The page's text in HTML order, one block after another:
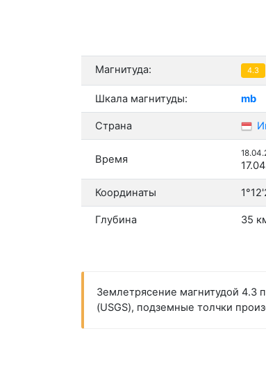
Магнитуда: 4.3
Шкала магнитуды: mb
Страна
Время
Координаты
Глубина 35
Землетрясение магнитудой
(USGS), подземные толчки